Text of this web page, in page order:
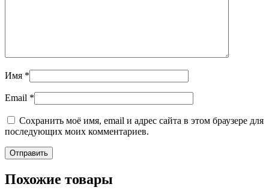
Имя *
Email *
Сохранить моё имя, email и адрес сайта в этом браузере для
последующих моих комментариев.
Похожие товары